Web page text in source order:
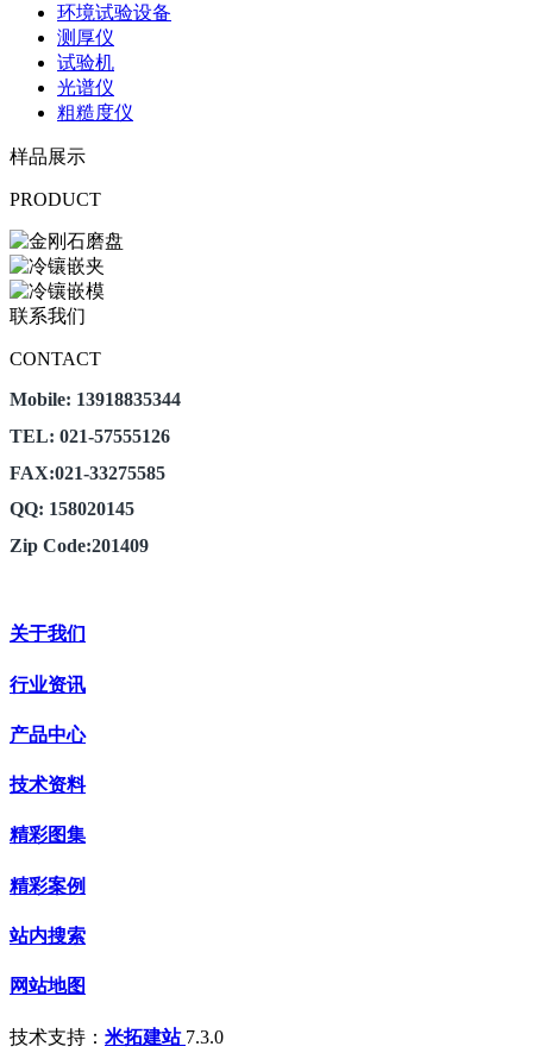
环境试验设备
测厚仪
试验机
光谱仪
粗糙度仪
样品展示
PRODUCT
联系我们
CONTACT
Mobile: 13918835344
TEL: 021-57555126
FAX:021-33275585
QQ: 158020145
Zip Code:201409
关于我们
行业资讯
产品中心
技术资料
精彩图集
精彩案例
站内搜索
网站地图
技术支持： 米拓建站 7.3.0